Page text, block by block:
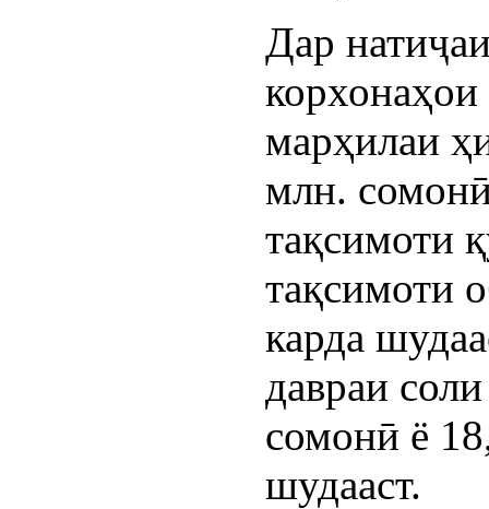
Дар
марҳилаи
млн.
тақсимоти
тақсимоти
карда
давраи
сомонӣ ё
шудааст.